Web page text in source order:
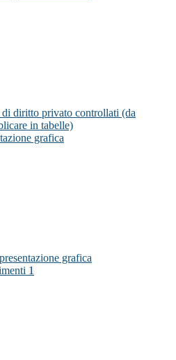
diritto privato controllati (da
in tabelle)
grafica
grafica
1